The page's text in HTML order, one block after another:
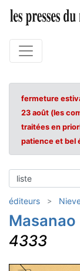
fermeture
23 août (les
traitées en
patience et bel
éditeurs
Masanao
4333